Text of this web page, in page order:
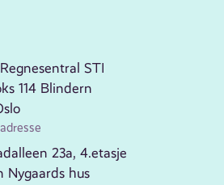
STI
114 Blindern
23a, 4.etasje
Nygaards hus